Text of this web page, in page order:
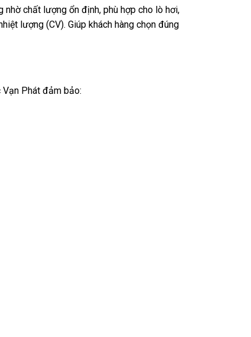
chất lượng ổn định, phù hợp cho lò hơi,
lượng (CV). Giúp khách hàng chọn đúng
Phát đảm bảo: